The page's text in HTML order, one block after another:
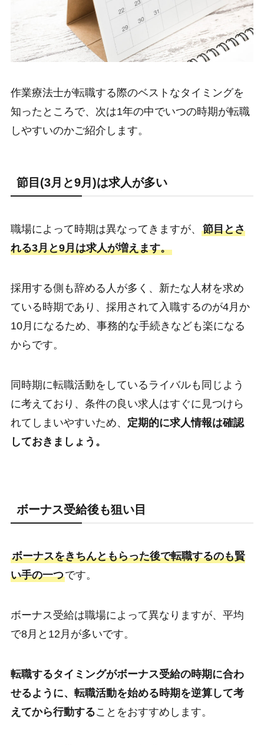
作業療法士が転職する際のベストなタイミングを
知ったところで、次は1年の中でいつの時期が転職
しやすいのかご紹介します。
節目(3月と9月)は求人が多い
職場によって時期は異なってきますが、 節目とさ
れる3月と9月は求人が増えます。
採用する側も辞める人が多く、新たな人材を求め
ている時期であり、採用されて入職するのが4月か
10月になるため、事務的な手続きなども楽になる
からです。
同時期に転職活動をしているライバルも同じよう
に考えており、条件の良い求人はすぐに見つけら
れてしまいやすいため、 定期的に求人情報は確認
しておきましょう。
ボーナス受給後も狙い目
ボーナスをきちんともらった後で転職するのも賢
い手の一つです。
ボーナス受給は職場によって異なりますが、平均
で8月と12月が多いです。
転職するタイミングがボーナス受給の時期に合わ
せるように、転職活動を始める時期を逆算して考
えてから行動することをおすすめします。